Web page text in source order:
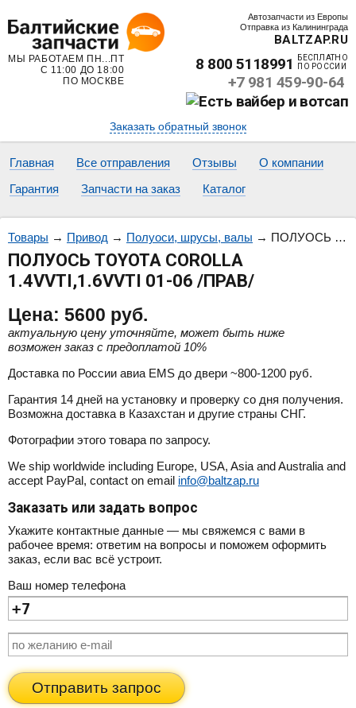
Автозапчасти из Европы
Отправка из Калининграда
BALTZAP.RU
МЫ РАБОТАЕМ ПН...ПТ
С 11:00 ДО 18:00
ПО МОСКВЕ
8 800 5118991
БЕСПЛАТНО
ПО РОССИИ
+7 981 459-90-64
Заказать обратный звонок
Главная Все отправления Отзывы
О компании
Гарантия
Запчасти на заказ Каталог
Товары → Привод → Полуоси, шрусы, валы → ПОЛУОСЬ TOYOTA COROLLA 1.4VVTI,1.6VVTI 01-06 /ПРАВ/
ПОЛУОСЬ TOYOTA COROLLA
1.4VVTI,1.6VVTI 01-06 /ПРАВ/
Цена: 5600 руб.
актуальную цену уточняйте, может быть ниже
возможен заказ с предоплатой 10%
Доставка по России авиа EMS до двери ~800-1200 руб.
Гарантия 14 дней на установку и проверку со дня получения.
Возможна доставка в Казахстан и другие страны СНГ.
Фотографии этого товара по запросу.
We ship worldwide including Europe, USA, Asia and Australia and
accept PayPal, contact on email info@baltzap.ru
Заказать или задать вопрос
Укажите контактные данные — мы свяжемся с вами в
рабочее время: ответим на вопросы и поможем оформить
заказ, если вас всё устроит.
Ваш номер телефона
Отправить запрос